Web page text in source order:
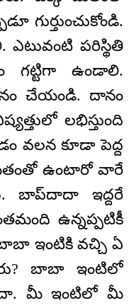
గుర్తుంచుకోండి.
పరిస్థితి
గట్టిగా ఉండాలి.
చేయండి. దానం
లభిస్తుంది
వలన కూడా పెద్ద
ఉంటారో వారే
బాప్‌దాదా ఇద్దరే
ఉన్నప్పటికీ
ఇంటికి వచ్చి ఏ
బాబా ఇంటిలో
మీ ఇంటిలో మీ